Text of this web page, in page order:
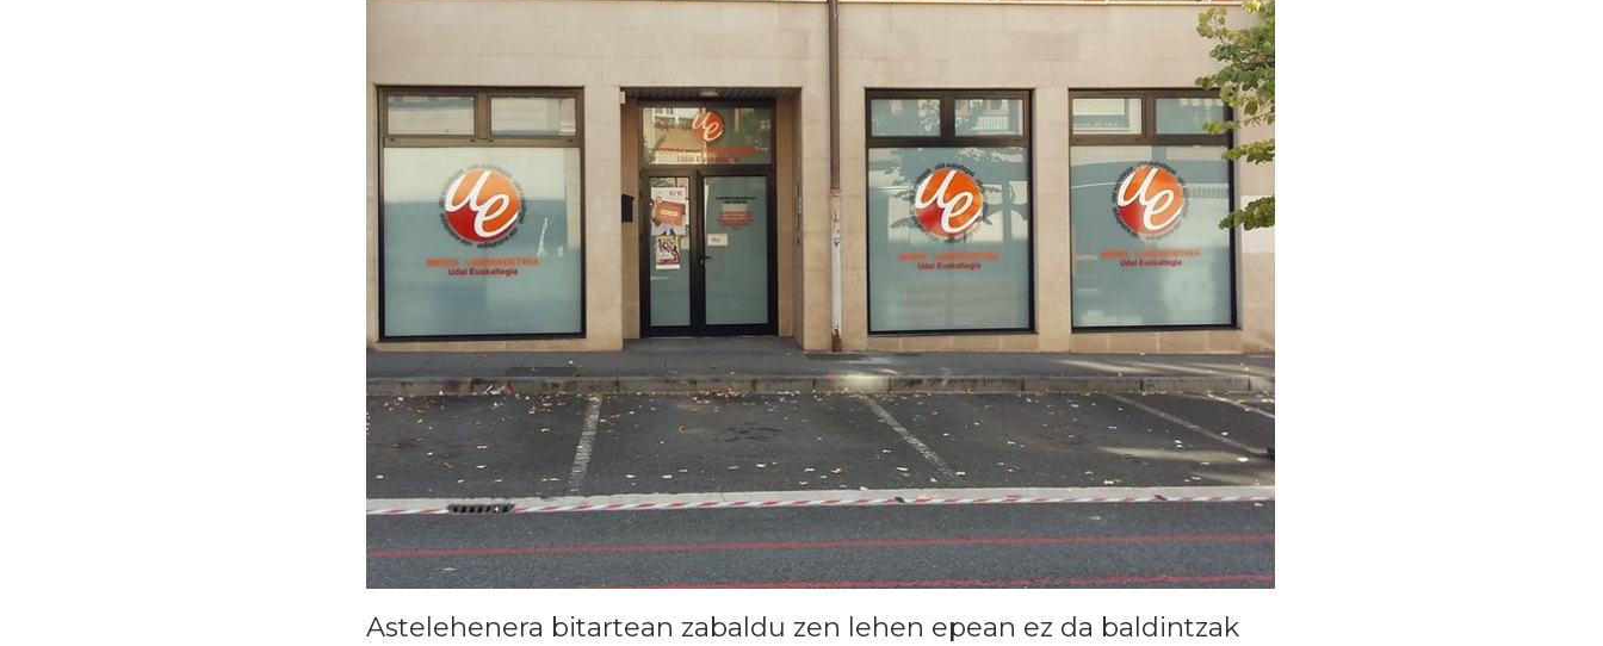
Astelehenera bitartean zabaldu zen lehen epean ez da baldintzak